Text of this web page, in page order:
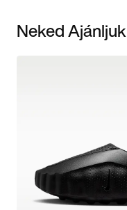
Neked Ajánljuk